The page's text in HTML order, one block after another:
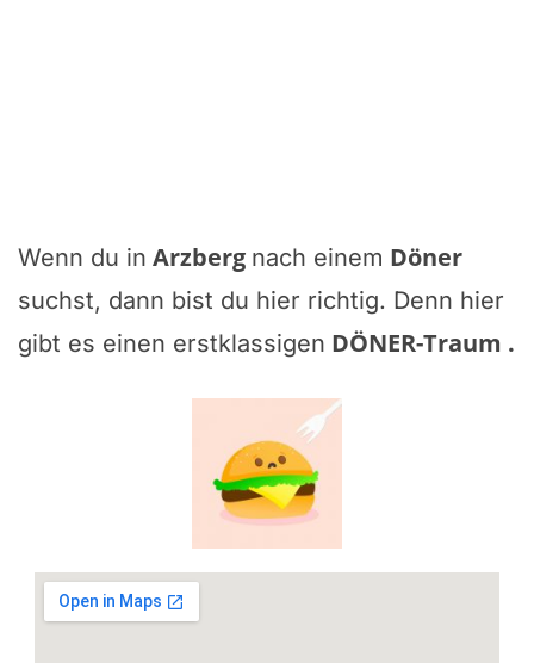
Wenn du in Arzberg nach einem Döner
suchst, dann bist du hier richtig. Denn hier
gibt es einen erstklassigen DÖNER-Traum .